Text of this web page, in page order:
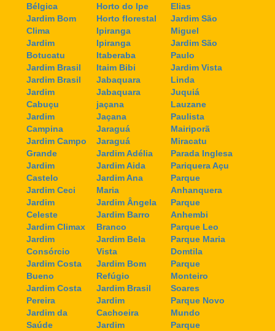
Bélgica
Jardim Bom
Clima
Jardim
Botucatu
Jardim Brasil
Jardim Brasil
Jardim
Cabuçu
Jardim
Campina
Jardim Campo
Grande
Jardim
Castelo
Jardim Ceci
Jardim
Celeste
Jardim Climax
Jardim
Consórcio
Jardim Costa
Bueno
Jardim Costa
Pereira
Jardim da
Saúde
Horto do Ipe
Horto florestal
Ipiranga
Ipiranga
Itaberaba
Itaim Bibi
Jabaquara
Jabaquara
jaçana
Jaçana
Jaraguá
Jaraguá
Jardim Adélia
Jardim Aida
Jardim Ana
Maria
Jardim Ângela
Jardim Barro
Branco
Jardim Bela
Vista
Jardim Bom
Refúgio
Jardim Brasil
Jardim
Cachoeira
Jardim
Elias
Jardim São
Miguel
Jardim São
Paulo
Jardim Vista
Linda
Juquiá
Lauzane
Paulista
Mairiporã
Miracatu
Parada Inglesa
Pariquera Açu
Parque
Anhanquera
Parque
Anhembi
Parque Leo
Parque Maria
Domtila
Parque
Monteiro
Soares
Parque Novo
Mundo
Parque